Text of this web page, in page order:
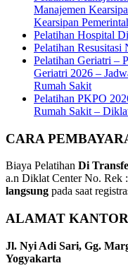
Manajemen
Kearsipan
Pelatihan Hospital
Pelatihan Resusitasi
Pelatihan Geriatri –
Geriatri 2026 –
Rumah Sakit
Pelatihan PKPO
Rumah Sakit –
CARA
Biaya Pelatihan Di
a.n Diklat Center No. Rek
langsung pada saat
ALAMAT KANTOR
Jl. Nyi Adi Sari, Gg.
Yogyakarta